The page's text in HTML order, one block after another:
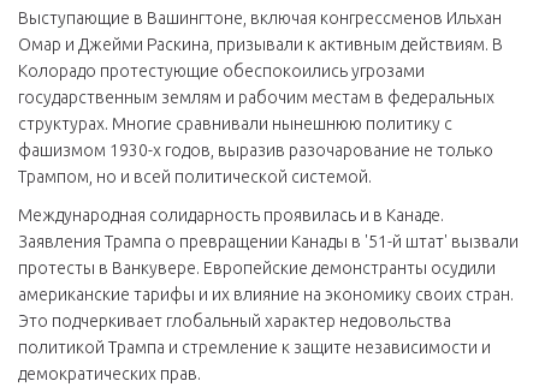
Выступающие в Вашингтоне, включая конгрессменов Ильхан
Омар и Джейми Раскина, призывали к активным действиям. В
Колорадо протестующие обеспокоились угрозами
государственным землям и рабочим местам в федеральных
структурах. Многие сравнивали нынешнюю политику с
фашизмом 1930-х годов, выразив разочарование не только
Трампом, но и всей политической системой.
Международная солидарность проявилась и в Канаде.
Заявления Трампа о превращении Канады в '51-й штат' вызвали
протесты в Ванкувере. Европейские демонстранты осудили
американские тарифы и их влияние на экономику своих стран.
Это подчеркивает глобальный характер недовольства
политикой Трампа и стремление к защите независимости и
демократических прав.